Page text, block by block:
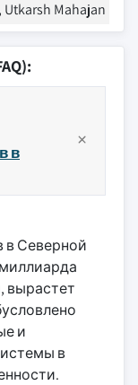
, Utkarsh Mahajan
в
в Северной
вырастет
и
в